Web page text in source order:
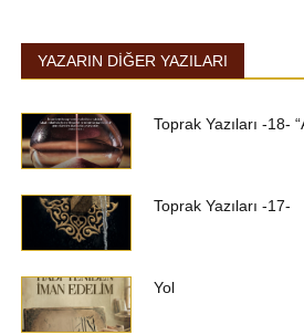
YAZARIN DIĞER YAZILARI
Toprak Yazıları -18-
Toprak Yazıları -17-
Yol